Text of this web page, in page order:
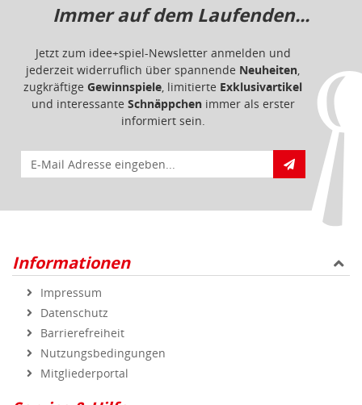
Immer auf dem Laufenden...
Jetzt zum idee+spiel-Newsletter anmelden und
jederzeit widerruflich über spannende Neuheiten,
zugkräftige Gewinnspiele, limitierte Exklusivartikel
und interessante Schnäppchenimmer als erster
informiert sein.
E-Mail für Newsletteranmeldung
Informationen
Impressum
Datenschutz
Barrierefreiheit
Nutzungsbedingungen
Mitgliederportal